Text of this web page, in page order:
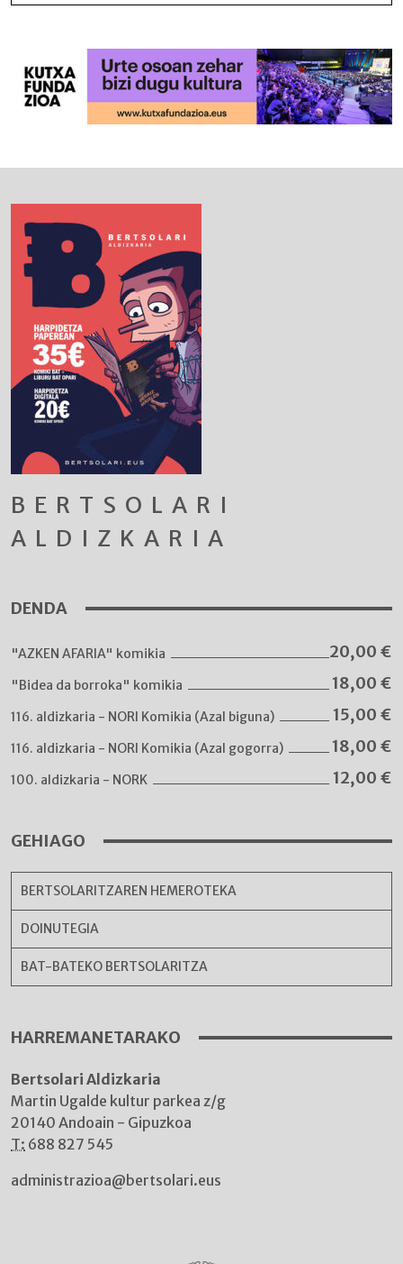
BERTSOLARI
ALDIZKARIA
DENDA
"AZKEN AFARIA" komikia 20,00 €
"Bidea da borroka" komikia 18,00 €
116. aldizkaria - NORI Komikia (Azal biguna) 15,00 €
116. aldizkaria - NORI Komikia (Azal gogorra) 18,00 €
100. aldizkaria - NORK 12,00 €
GEHIAGO
BERTSOLARITZAREN HEMEROTEKA
DOINUTEGIA
BAT-BATEKO BERTSOLARITZA
HARREMANETARAKO
Bertsolari Aldizkaria
Martin Ugalde kultur parkea z/g
20140 Andoain - Gipuzkoa
T: 688 827 545
administrazioa@bertsolari.eus